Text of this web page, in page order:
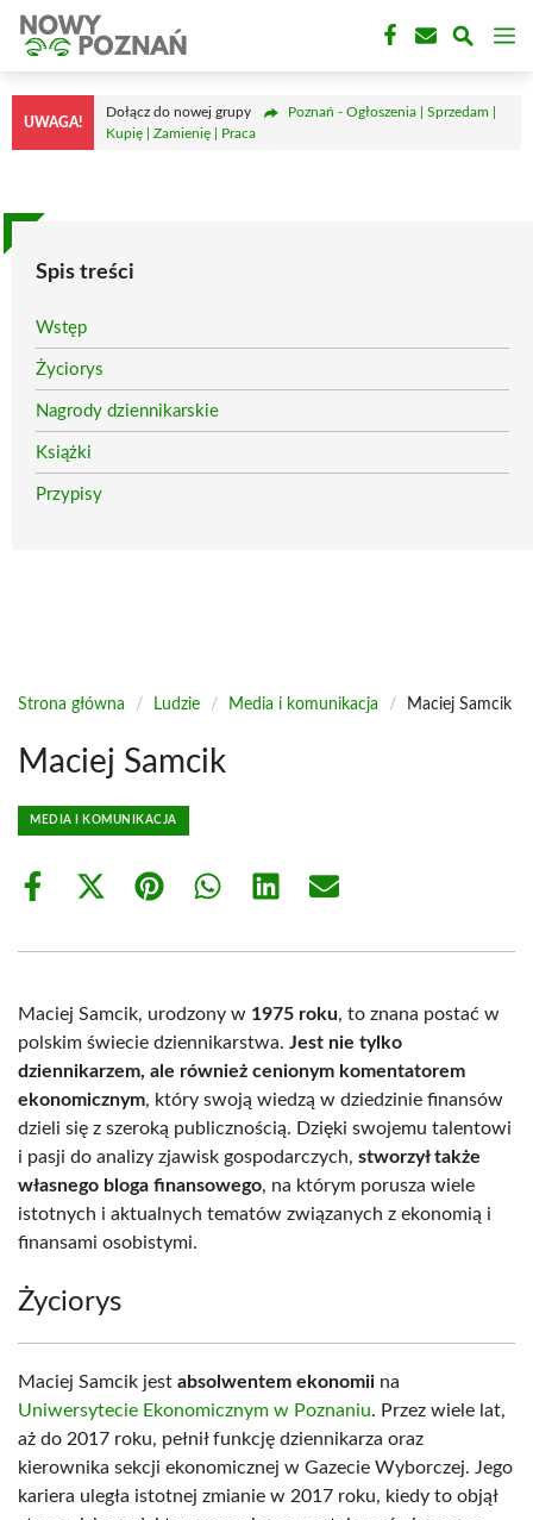
Przejdź
treści
UWAGA!
Dołącz do nowej grupy
Poznań - Ogłoszenia | Sprzedam |
Kupię | Zamienię | Praca
Spis treści
Wstęp
Życiorys
Nagrody dziennikarskie
Książki
Przypisy
Strona główna / Ludzie / Media i komunikacja / Maciej Samcik
Maciej Samcik
MEDIA I KOMUNIKACJA
Share
Share
(Twitter)
Share Share Share Share
Maciej Samcik, urodzony w 1975 roku, to znana postać w
polskim świecie dziennikarstwa. Jest nie tylko
dziennikarzem, ale również cenionym komentatorem
ekonomicznym, który swoją wiedzą w dziedzinie finansów
dzieli się z szeroką publicznością. Dzięki swojemu talentowi
i pasji do analizy zjawisk gospodarczych, stworzył także
własnego bloga finansowego, na którym porusza wiele
istotnych i aktualnych tematów związanych z ekonomią i
finansami osobistymi.
Życiorys
Maciej Samcik jest absolwentem ekonomii na
Uniwersytecie Ekonomicznym w Poznaniu. Przez wiele lat,
aż do 2017 roku, pełnił funkcję dziennikarza oraz
kierownika sekcji ekonomicznej w Gazecie Wyborczej. Jego
kariera uległa istotnej zmianie w 2017 roku, kiedy to objął